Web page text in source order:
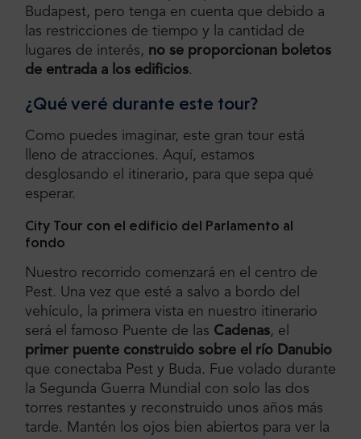
Budapest, pero tenga en cuenta que debido a
las restricciones de tiempo y la cantidad de
lugares de interés, no se proporcionan boletos
de entrada a los edificios.
¿Qué veré durante este tour?
Como puedes imaginar, este gran tour está
lleno de atracciones. Aquí, estamos
desglosando el itinerario, para que sepa qué
esperar.
City Tour con el edificio del Parlamento al
fondo
Nuestro recorrido comenzará en el centro de
Pest. Una vez que esté a salvo a bordo del
vehículo, la primera vista en nuestro itinerario
será el famoso Puente de las Cadenas, el
primer puente construido sobre el río Danubio
que conectaba Pest y Buda. Fue volado durante
la Segunda Guerra Mundial con solo las dos
torres restantes y reconstruido unos años más
tarde. Mantén los ojos bien abiertos para ver la